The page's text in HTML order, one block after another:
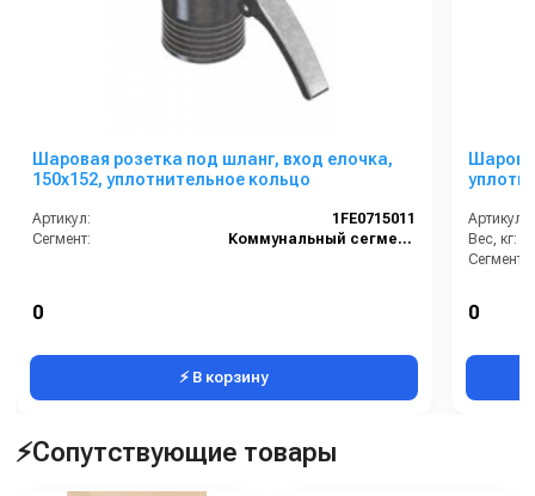
Шаровая розетка под шланг, вход елочка,
150х152, уплотнительное кольцо
Артикул:
1FE0715011
Сегмент:
Коммунальный сегмент
0
⚡ В корзину
Артикул:
Вес, кг:
Сегмент:
0
⚡Сопутствующие товары